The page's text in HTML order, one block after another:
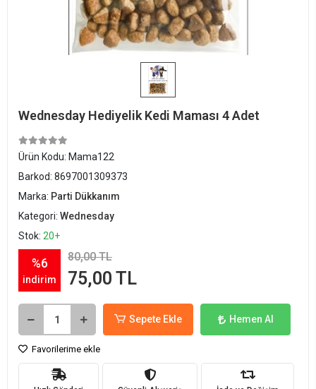
Wednesday Hediyelik Kedi Maması 4 Adet
Ürün Kodu: Mama122
Barkod: 8697001309373
Marka: Parti Dükkanım
Kategori: Wednesday
Stok: 20+
%6
indirim
80,00 TL
75,00 TL
Sepete Ekle Hemen Al
Favorilerime ekle